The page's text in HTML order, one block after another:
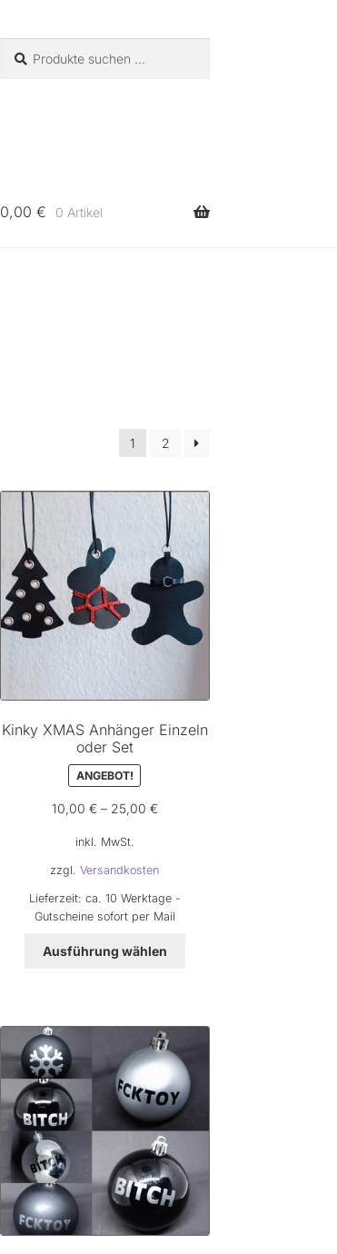
nach:
0,00 € 0 Artikel
1 2
Kinky XMAS Anhänger Einzeln
oder Set
ANGEBOT!
10,00 €– 25,00 €
inkl. MwSt.
zzgl.Versandkosten
Lieferzeit: ca. 10 Werktage -
Gutscheine sofort per Mail
Ausführung wählen
Die
Optionen
können
gewählt
werden